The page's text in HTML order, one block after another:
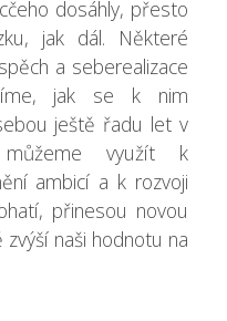
dosáhly, přesto
jak dál. Některé
a seberealizace
jak se k nim
ještě řadu let v
využít k
ambicí a k rozvoji
přinesou novou
naši hodnotu na